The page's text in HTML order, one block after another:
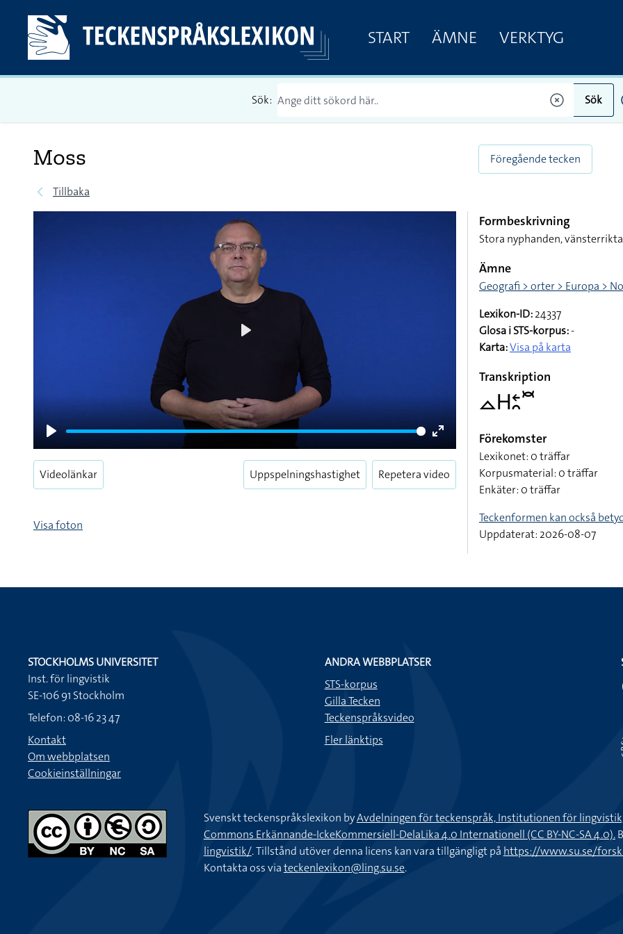
START ÄMNE VERKTYG
Sök: Sök
Moss
Tillbaka
Föregående tecken
Play
Enter
fullscreen
Videolänkar Uppspelningshastighet Repetera video
Visa foton
Formbeskrivning
Stora nyphanden,
Ämne
Geografi > orter > Europa >
Lexikon-ID:24337
Glosa i STS-korpus:-
Karta:Visa på karta
Transkription
􌤼􌤲􌥓􌥘􌥫
Förekomster
Lexikonet: 0 träffar
Korpusmaterial: 0 träffar
Enkäter: 0 träffar
Teckenformen kan också
Uppdaterat: 2026-08-07
STOCKHOLMS UNIVERSITET
Inst. för lingvistik
SE-106 91 Stockholm
Telefon: 08-16 23 47
Kontakt
Om webbplatsen
Cookieinställningar
ANDRA WEBBPLATSER
STS-korpus
Gilla Tecken
Teckenspråksvideo
Fler länktips
Svenskt teckenspråkslexikon byAvdelningen för teckenspråk, Institutionen för
Commons Erkännande-IckeKommersiell-DelaLika 4.0 Internationell (CC BY-NC-SA 4.0).
lingvistik/. Tillstånd utöver denna licens kan vara tillgängligt på https://www.su.se/
Kontakta oss viateckenlexikon@ling.su.se.